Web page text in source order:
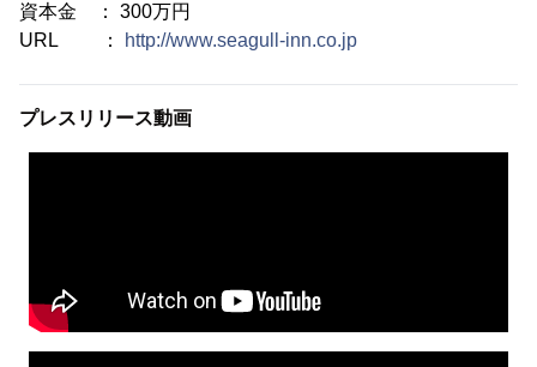
資本金 ： 300万円
URL ：
http://www.seagull-inn.co.jp
プレスリリース動画